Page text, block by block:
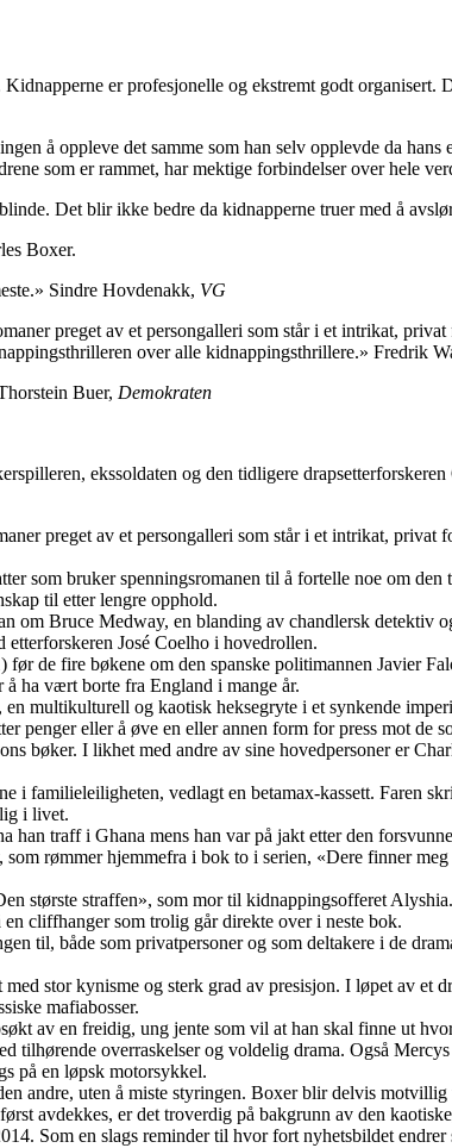
er profesjonelle og ekstremt godt
å oppleve det samme som han selv opplevde da
som er rammet, har mektige forbindelser over hele
Det blir ikke bedre da kidnapperne truer med å
Boxer.
Sindre Hovdenakk, VG
preget av et persongalleri som står i et intrikat,
over alle kidnappingsthrillere.» Fredrik
Buer, Demokraten
ekssoldaten og den tidligere
preget av et persongalleri som står i et intrikat,
som bruker spenningsromanen til å fortelle noe om
til etter lengre opphold.
om Bruce Medway, en blanding av chandlersk
José Coelho i hovedrollen.
de fire bøkene om den spanske politimannen Javier
ha vært borte fra England i mange år.
multikulturell og kaotisk heksegryte i et synkende
penger eller å øve en eller annen form for press mot de
bøker. I likhet med andre av sine hovedpersoner er
i familieleiligheten, vedlagt en betamax-kassett. Faren
i livet.
traff i Ghana mens han var på jakt etter den
rømmer hjemmefra i bok to i serien, «Dere finner
største straffen», som mor til kidnappingsofferet
cliffhanger som trolig går direkte over i neste bok.
til, både som privatpersoner og som deltakere i de
stor kynisme og sterk grad av presisjon. I løpet av et
mafiabosser.
av en freidig, ung jente som vil at han skal finne ut
tilhørende overraskelser og voldelig drama. Også
på en løpsk motorsykkel.
andre, uten å miste styringen. Boxer blir delvis
avdekkes, er det troverdig på bakgrunn av den
Som en slags reminder til hvor fort nyhetsbildet